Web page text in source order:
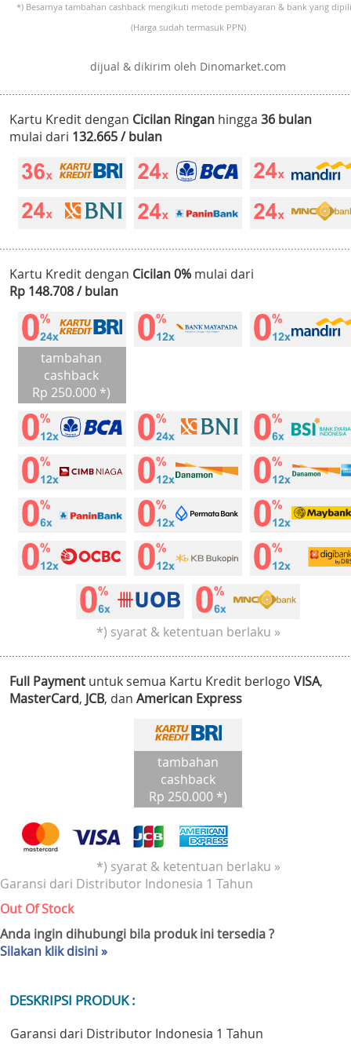
*) Besarnya tambahan cashback mengikuti metode pembayaran & bank yang
(Harga sudah termasuk PPN)
dijual & dikirim oleh Dinomarket.com
Kartu Kredit dengan Cicilan Ringan hingga 36 bulan
mulai dari 132.665 / bulan
Kartu Kredit dengan Cicilan 0% mulai dari
Rp 148.708 / bulan
tambahan
cashback
Rp 250.000 *)
*) syarat & ketentuan berlaku »
Full Payment untuk semua Kartu Kredit berlogo VISA,
MasterCard, JCB, dan American Express
tambahan
cashback
Rp 250.000 *)
*) syarat & ketentuan berlaku »
Garansi dari Distributor Indonesia 1 Tahun
Out Of Stock
Anda ingin dihubungi bila produk ini tersedia ?
Silakan klik disini »
DESKRIPSI PRODUK :
Garansi dari Distributor Indonesia 1 Tahun